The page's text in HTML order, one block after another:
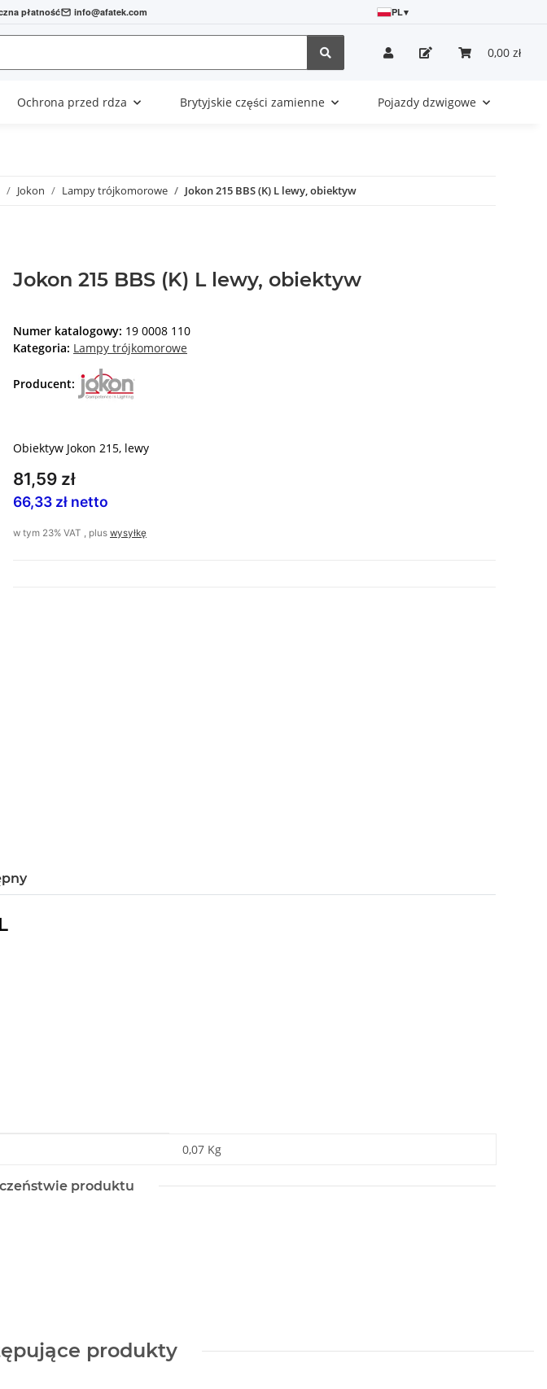
płatność info@afatek.com PL▾
0,00 zł
Ochrona przed rdza Brytyjskie części zamienne Pojazdy dzwigowe
Jokon Lampy trójkomorowe Jokon 215 BBS (K) L lewy, obiektyw
Jokon 215 BBS (K) L lewy, obiektyw
Numer katalogowy: 19 0008 110
Kategoria: Lampy trójkomorowe
Producent:
Obiektyw Jokon 215, lewy
81,59 zł
66,33 zł netto
w tym 23% VAT , plus wysyłkę
0,07 Kg
produktu
produkty